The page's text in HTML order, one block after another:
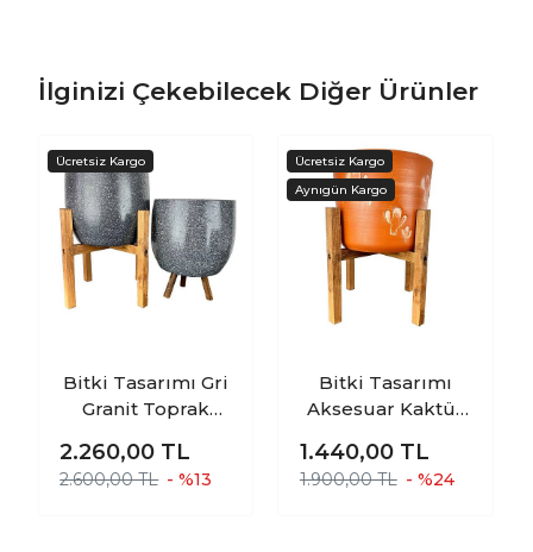
İlginizi Çekebilecek Diğer Ürünler
Bitki Tasarımı Gri
Granit Toprak
Salon Çiçeklik
İkili Set 3 Ayaklı- 4
2.260,00 TL
2.600,00 TL - %13
Bitki Tasarımı
Aksesuar Kaktüs
Saksı Saksılık
Salon Çiçeklik 4
1.440,00 TL
1.900,00 TL - %24